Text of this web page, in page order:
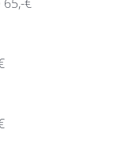
€